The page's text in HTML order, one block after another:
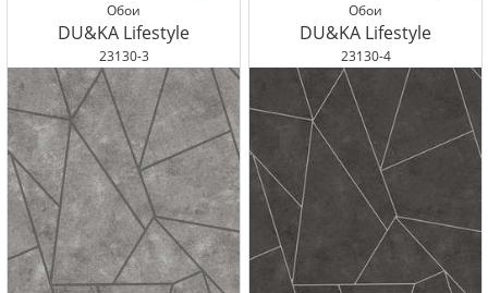
Обои
DU&KA Lifestyle
23130-3
Обои
DU&KA Lifestyle
23130-4